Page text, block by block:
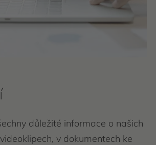
důležité informace o našich
v dokumentech ke